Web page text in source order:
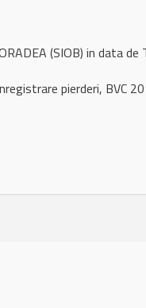
(SIOB) in data
pierderi, BVC